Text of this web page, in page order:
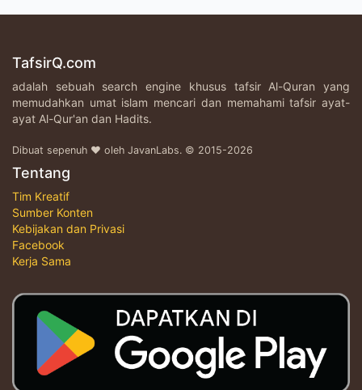
TafsirQ.com
adalah sebuah search engine khusus tafsir Al-Quran yang
memudahkan umat islam mencari dan memahami tafsir ayat-
ayat Al-Qur'an dan Hadits.
Dibuat sepenuh ♥ oleh JavanLabs. © 2015-2026
Tentang
Tim Kreatif
Sumber Konten
Kebijakan dan Privasi
Facebook
Kerja Sama